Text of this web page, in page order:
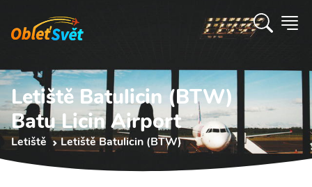
Letiště Batulicin (BTW)
Batu Licin Airport
Letiště Letiště Batulicin (BTW)